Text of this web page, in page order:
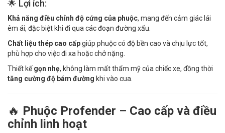
🌟 Lợi ích:
Khả năng điều chỉnh độ cứng của phuộc, mang đến cảm giác lái
êm ái, đặc biệt khi đi qua các đoạn đường xấu.
Chất liệu thép cao cấpgiúp phuộc có độ bền cao và chịu lực tốt,
phù hợp cho việc đi xa hoặc chở nặng.
Thiết kếgọn nhẹ, không làm mất thẩm mỹ của chiếc xe, đồng thời
tăng cường độ bám đường khi vào cua.
🔥 Phuộc Profender – Cao cấp và điều
chỉnh linh hoạt